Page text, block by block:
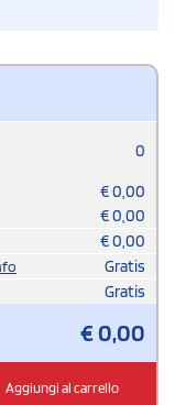
0
€0,00
€0,00
€0,00
Gratis
Gratis
€0,00
Aggiungi al carrello